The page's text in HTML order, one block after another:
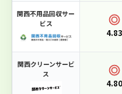
軽トラ積み放題
単品回収
関西不用品回収サー
ビス
4.83
関西クリーンサービ
ス
4.80